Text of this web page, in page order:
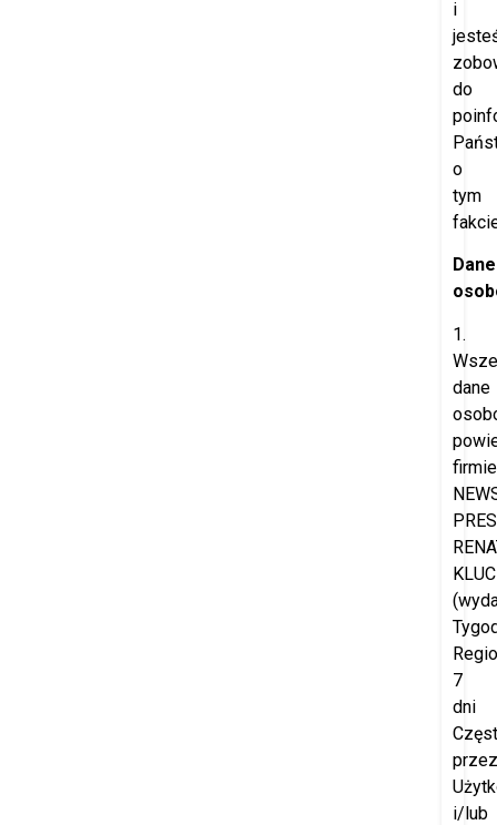
i
do
o
tym
Dane
1.
dane
firmie
7
dni
przez
i/lub